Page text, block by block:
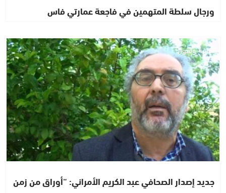
ورجال سلطة المتهمين في فاجعة عمارتي فاس
ثقافة وفنون
جديد إصدار الصحافي عبد الكريم الأمراني: “أوراق من زمن